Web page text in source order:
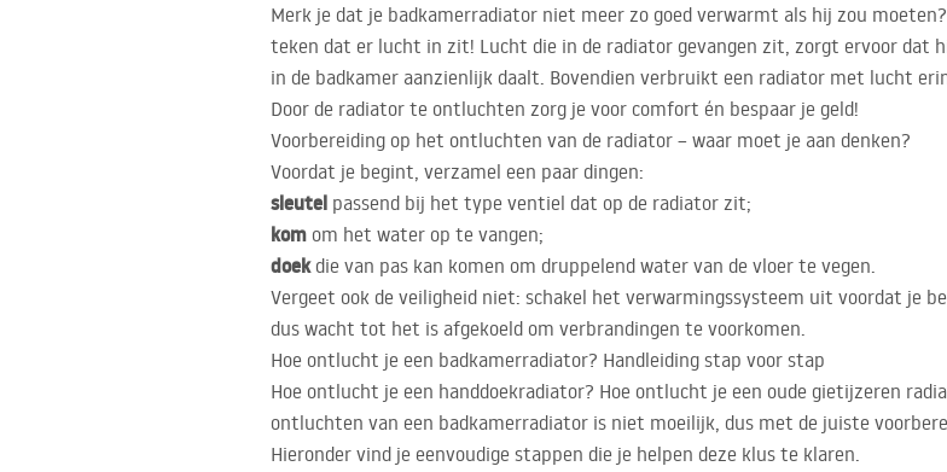
Merk je dat je badkamerradiator niet meer zo goed verwarmt als hij zou
teken dat er lucht in zit! Lucht die in de radiator gevangen zit, zorgt ervoor
in de badkamer aanzienlijk daalt. Bovendien verbruikt een radiator met lucht
Door de radiator te ontluchten zorg je voor comfort én bespaar je geld!
Voorbereiding op het ontluchten van de radiator – waar moet je aan denken?
Voordat je begint, verzamel een paar dingen:
sleutel passend bij het type ventiel dat op de radiator zit;
kom om het water op te vangen;
doekdie van pas kan komen om druppelend water van de vloer te vegen.
Vergeet ook de veiligheid niet: schakel het verwarmingssysteem uit voordat je
dus wacht tot het is afgekoeld om verbrandingen te voorkomen.
Hoe ontlucht je een badkamerradiator? Handleiding stap voor stap
Hoe ontlucht je een handdoekradiator? Hoe ontlucht je een oude gietijzeren
ontluchten van een badkamerradiator is niet moeilijk, dus met de juiste
Hieronder vind je eenvoudige stappen die je helpen deze klus te klaren.